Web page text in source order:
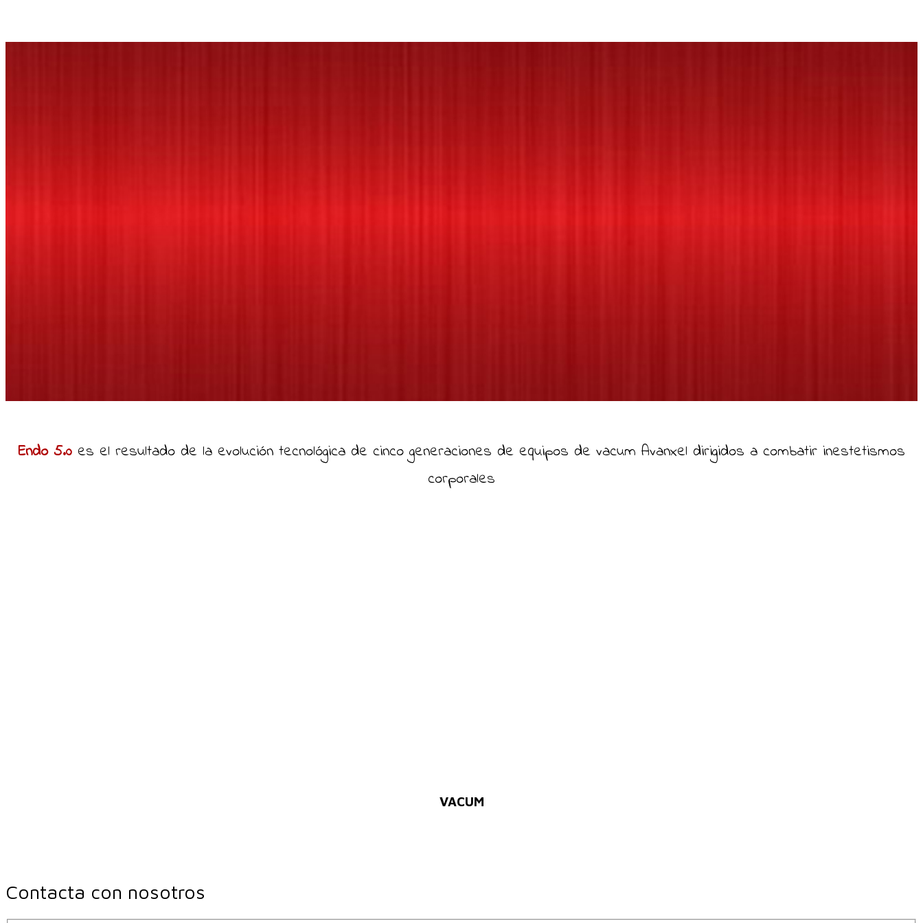
Endo 5.0 es el resultado de la evolución tecnológica de cinco generaciones de equipos de vacum Avanxel dirigidos a combatir inestetismos
corporales
VACUM
Contacta con nosotros